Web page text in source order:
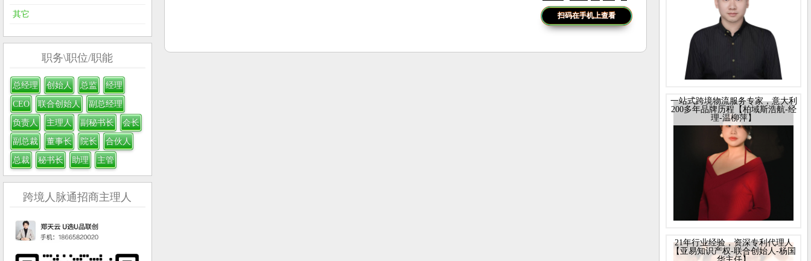
扫码在手机上查看
其它
职务\职位/职能
总经理 创始人 总监 经理
CEO 联合创始人 副总经理
负责人 主理人 副秘书长 会长
副总裁 董事长 院长 合伙人
总裁 秘书长 助理 主管
跨境人脉通招商主理人
一站式跨境物流服务专家，意大利
200多年品牌历程【柏域斯浩航-经
理-温柳萍】
21年行业经验，资深专利代理人
【亚易知识产权-联合创始人-杨国